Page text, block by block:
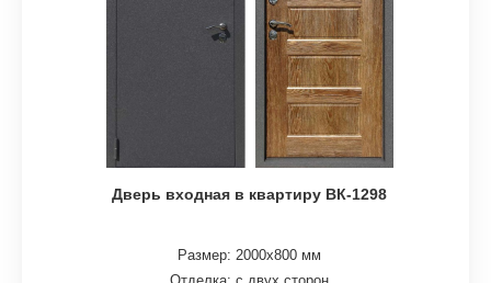
Дверь входная в квартиру ВК-1298
Размер: 2000х800 мм